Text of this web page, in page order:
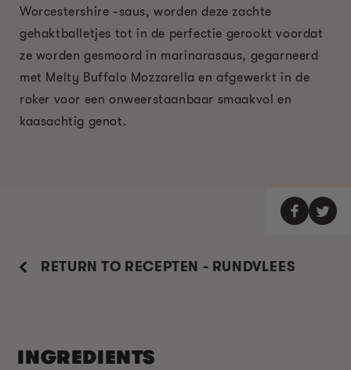
Worcestershire -saus, worden deze zachte
gehaktballetjes tot in de perfectie gerookt voordat
ze worden gesmoord in marinarasaus, gegarneerd
met Melty Buffalo Mozzarella en afgewerkt in de
roker voor een onweerstaanbaar smaakvol en
kaasachtig genot.
RETURN TO RECEPTEN - RUNDVLEES
INGREDIENTS